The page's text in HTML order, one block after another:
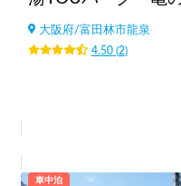
大阪府/富田林市龍泉
4.50(2)
車中泊